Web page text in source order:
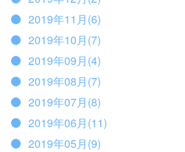
2019年11月(6)
2019年10月(7)
2019年09月(4)
2019年08月(7)
2019年07月(8)
2019年06月(11)
2019年05月(9)